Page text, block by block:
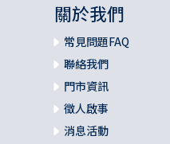
關於我們
常見問題FAQ
聯絡我們
門市資訊
徵人啟事
消息活動